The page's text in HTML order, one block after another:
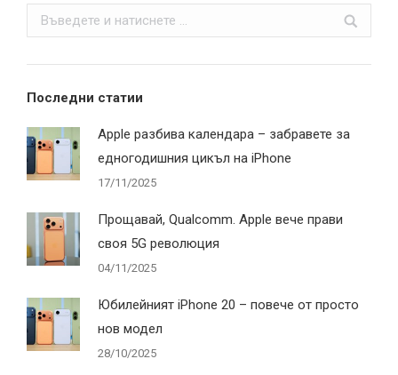
Search:
Последни статии
Apple разбива календара – забравете за
едногодишния цикъл на iPhone
17/11/2025
Прощавай, Qualcomm. Apple вече прави
своя 5G революция
04/11/2025
Юбилейният iPhone 20 – повече от просто
нов модел
28/10/2025